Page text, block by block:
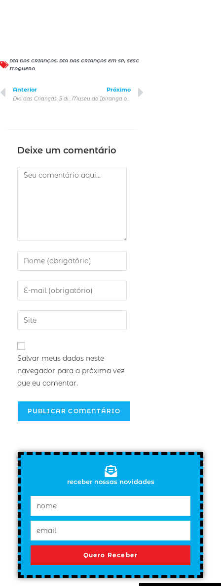
DIA DAS CRIANÇAS, DIA DAS CRIANÇAS EM SP, SESC
ITAQUERA
Anterior Próximo
Museu do Ipiranga oferece programação para o Dia das Crianças
Deixe um comentário
Salvar meus dados neste
navegador para a próxima vez
que eu comentar.
receber nossas novidades
Quero Receber